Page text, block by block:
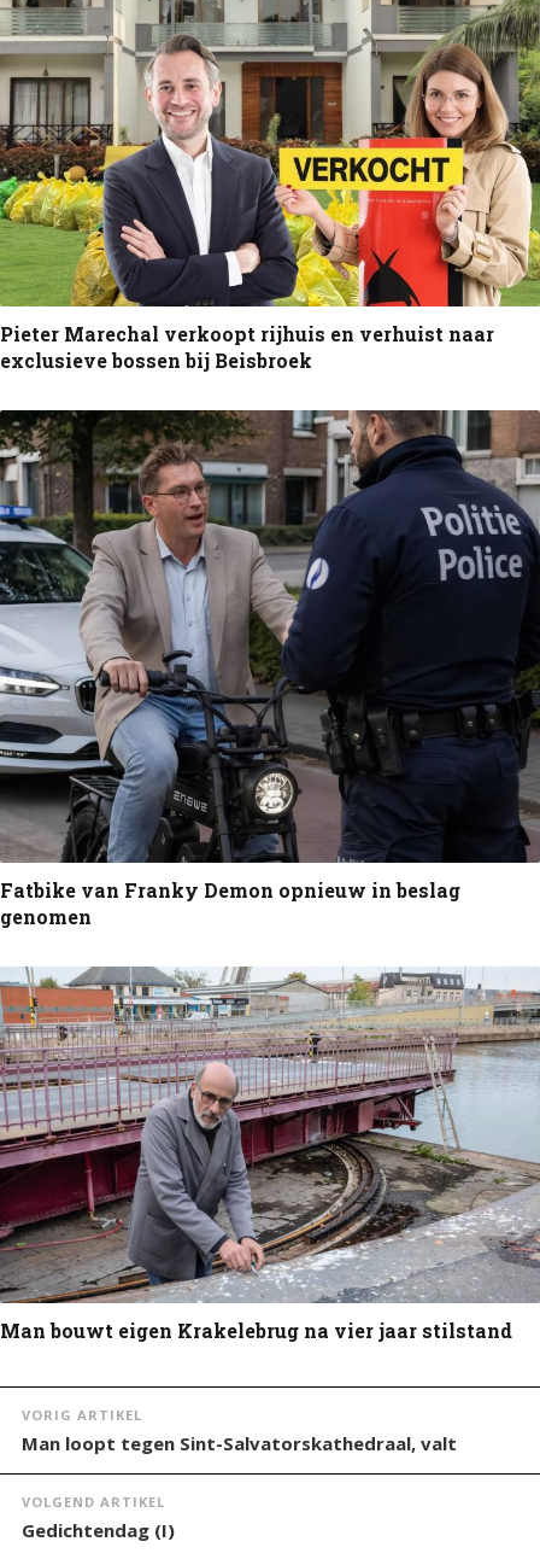
Pieter Marechal verkoopt rijhuis en verhuist naar
exclusieve bossen bij Beisbroek
Fatbike van Franky Demon opnieuw in beslag
genomen
Man bouwt eigen Krakelebrug na vier jaar stilstand
VORIG ARTIKEL
Man loopt tegen Sint-Salvatorskathedraal, valt
VOLGEND ARTIKEL
Gedichtendag (I)